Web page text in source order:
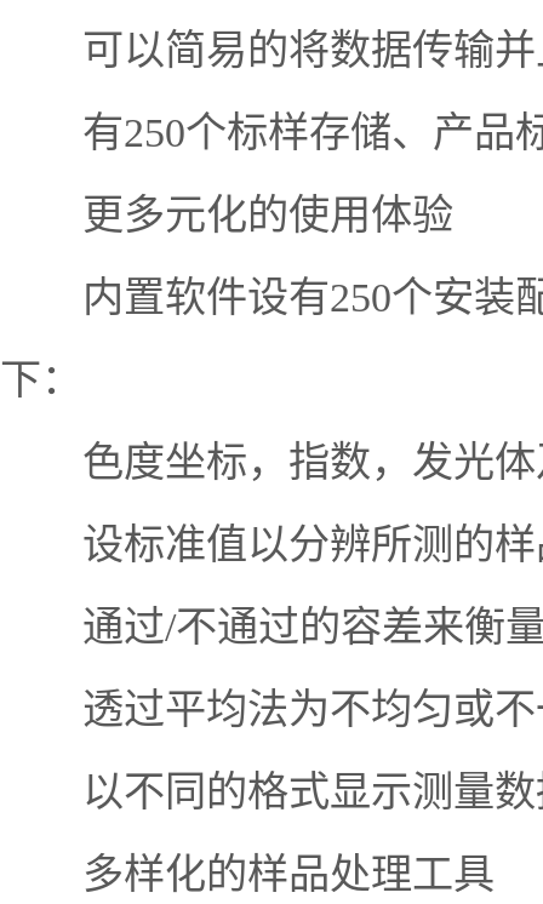
可以简易的将数据传输并
有250个标样存储、产品
更多元化的使用体验
内置软件设有250个安装
下：
色度坐标，指数，发光体
设标准值以分辨所测的样
通过/不通过的容差来衡
透过平均法为不均匀或不
以不同的格式显示测量数
多样化的样品处理工具